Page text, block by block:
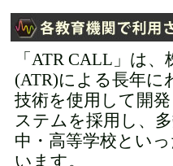
「ATR CALL」は
(ATR)による長年に
技術を使用して開
ステムを採用し、
中・高等学校とい
います。